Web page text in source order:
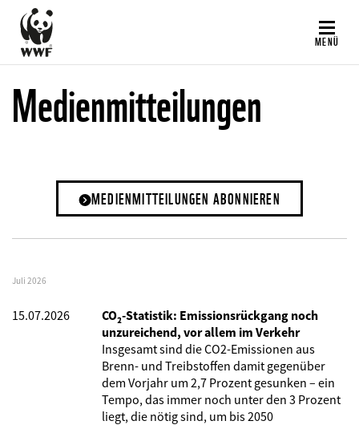
Direkt
zum
Inhalt
MENÜ
Medienmitteilungen
MEDIENMITTEILUNGEN ABONNIEREN
Juli 2026
15.07.2026
CO₂-Statistik: Emissionsrückgang noch
unzureichend, vor allem im Verkehr
Insgesamt sind die CO2-Emissionen aus
Brenn- und Treibstoffen damit gegenüber
dem Vorjahr um 2,7 Prozent gesunken – ein
Tempo, das immer noch unter den 3 Prozent
liegt, die nötig sind, um bis 2050